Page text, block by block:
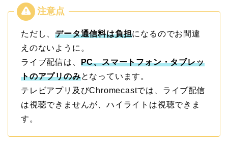
ただし、データ通信料は負担になるのでお間違
えのないように。
ライブ配信は、 PC、スマートフォン・タブレッ
トのアプリのみとなっています。
テレビアプリ及びChromecastでは、ライブ配信
は視聴できませんが、ハイライトは視聴できま
す。